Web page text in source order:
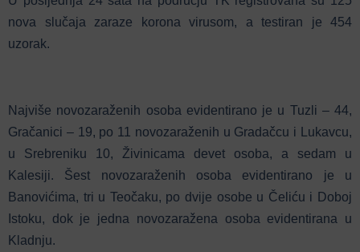
nova slučaja zaraze korona virusom, a testiran je 454
uzorak.
Najviše novozaraženih osoba evidentirano je u Tuzli – 44,
Gračanici – 19, po 11 novozaraženih u Gradačcu i Lukavcu,
u Srebreniku 10, Živinicama devet osoba, a sedam u
Kalesiji. Šest novozaraženih osoba evidentirano je u
Banovićima, tri u Teočaku, po dvije osobe u Čeliću i Doboj
Istoku, dok je jedna novozaražena osoba evidentirana u
Kladnju.